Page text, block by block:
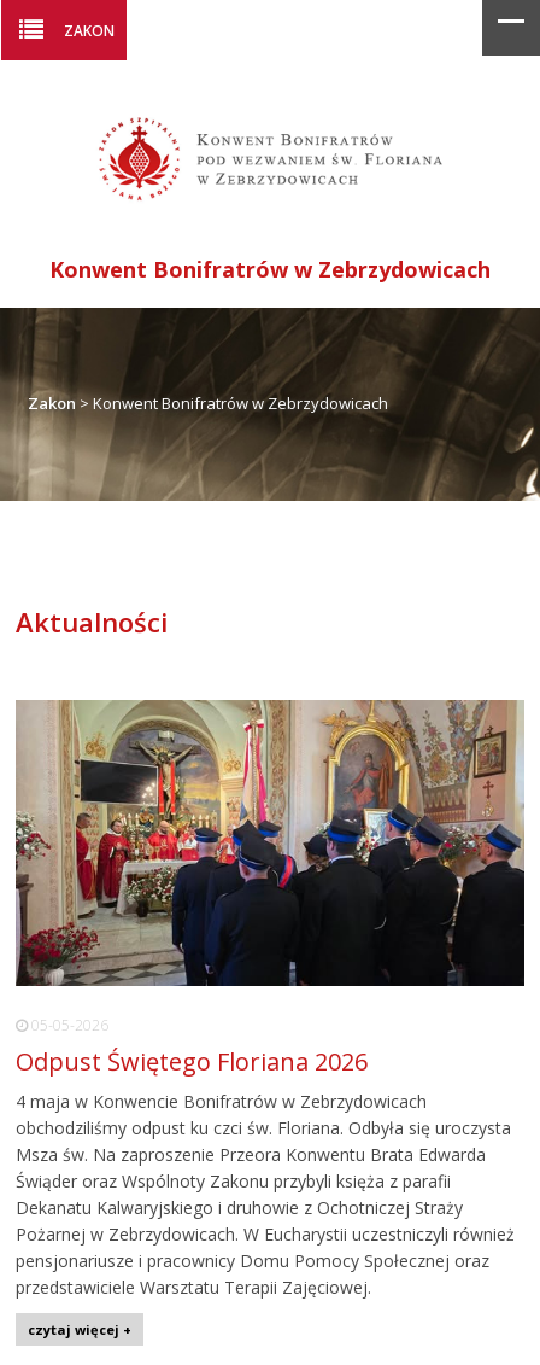
ZAKON
Konwent Bonifratrów w Zebrzydowicach
Zakon >Konwent Bonifratrów w Zebrzydowicach
Aktualności
05-05-2026
Odpust Świętego Floriana 2026
4 maja w Konwencie Bonifratrów w Zebrzydowicach
obchodziliśmy odpust ku czci św. Floriana. Odbyła się uroczysta
Msza św. Na zaproszenie Przeora Konwentu Brata Edwarda
Świąder oraz Wspólnoty Zakonu przybyli księża z parafii
Dekanatu Kalwaryjskiego i druhowie z Ochotniczej Straży
Pożarnej w Zebrzydowicach. W Eucharystii uczestniczyli również
pensjonariusze i pracownicy Domu Pomocy Społecznej oraz
przedstawiciele Warsztatu Terapii Zajęciowej.
czytaj więcej +